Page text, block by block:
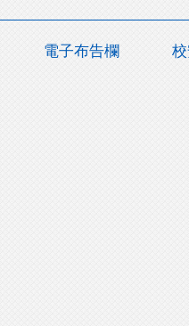
電子布告欄